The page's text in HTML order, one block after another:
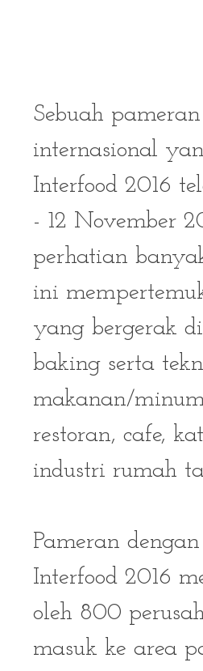
Sebuah
internasional
Interfood 2016
- 12 November
perhatian
ini
yang bergerak
baking serta
makanan/
restoran, cafe,
industri rumah
Pameran
Interfood 2016
oleh 800
masuk ke area